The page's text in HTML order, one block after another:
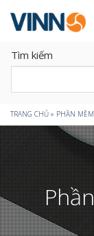
Tìm kiếm
Bạn
đang
ở
đây
TRANG CHỦ » PHẦN